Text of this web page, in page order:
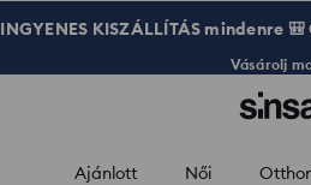
INGYENES KISZÁLLÍTÁS mindenre
Vásárolj
Ajánlott Női